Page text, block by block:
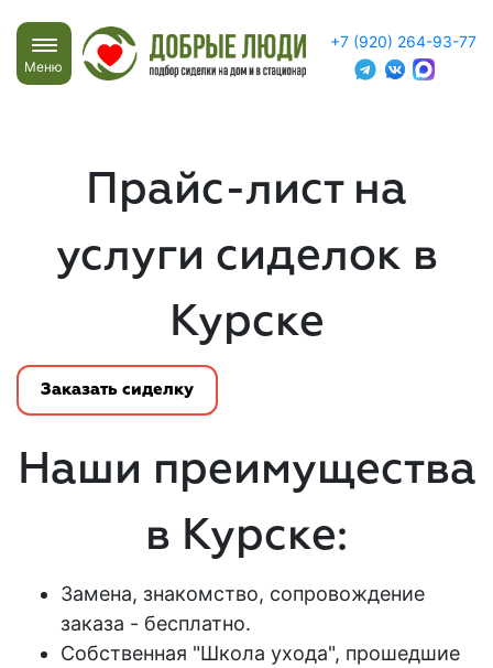
Меню
+7 (920) 264-93-77
Прайс-лист на
услуги сиделок в
Курске
Заказать сиделку
Наши преимущества
в Курске:
Замена, знакомство, сопровождение
заказа - бесплатно.
Собственная "Школа ухода", прошедшие